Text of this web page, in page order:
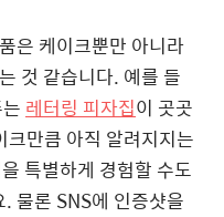
은 케이크뿐만 아니라
것 같습니다. 예를 들
레터링 피자집이 곳곳
만큼 아직 알려지지는
특별하게 경험할 수도
물론 SNS에 인증샷을